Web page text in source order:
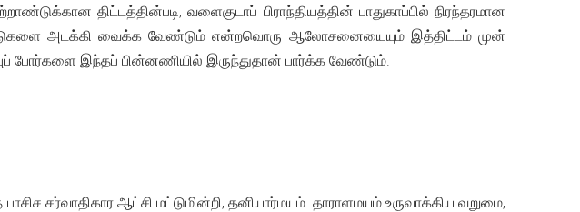
திட்டத்தின்படி, வளைகுடாப் பிராந்தியத்தின் பாதுகாப்பில் நிரந்தரமான
நாடுகளை அடக்கி வைக்க வேண்டும் என்றவொரு ஆலோசனையையும் இத்திட்டம் முன்
போர்களை இந்தப் பின்னணியில் இருந்துதான் பார்க்க வேண்டும்.
சர்வாதிகார ஆட்சி மட்டுமின்றி, தனியார்மயம் தாராளமயம் உருவாக்கிய வறுமை,